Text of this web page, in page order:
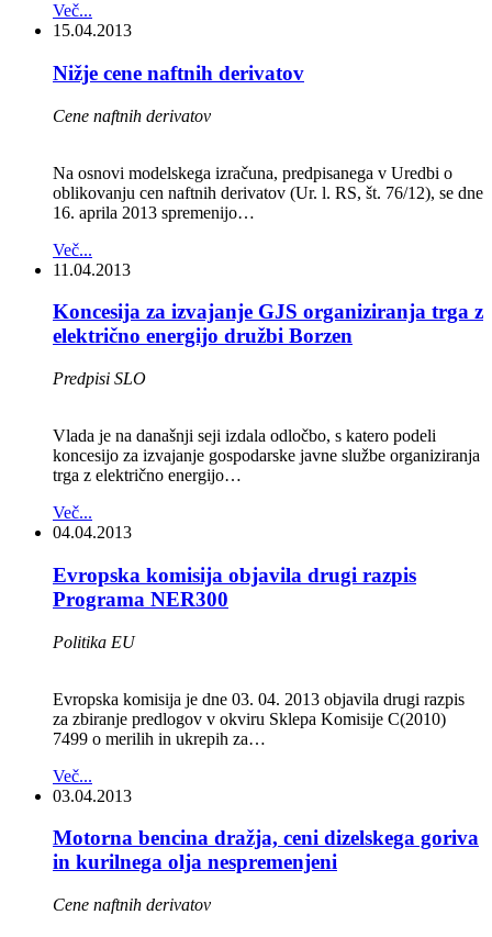
Več...
15.04.2013
Nižje cene naftnih derivatov
Cene naftnih derivatov
Na osnovi modelskega izračuna, predpisanega v Uredbi o
oblikovanju cen naftnih derivatov (Ur. l. RS, št. 76/12), se dne
16. aprila 2013 spremenijo…
Več...
11.04.2013
Koncesija za izvajanje GJS organiziranja trga z
električno energijo družbi Borzen
Predpisi SLO
Vlada je na današnji seji izdala odločbo, s katero podeli
koncesijo za izvajanje gospodarske javne službe organiziranja
trga z električno energijo…
Več...
04.04.2013
Evropska komisija objavila drugi razpis
Programa NER300
Politika EU
Evropska komisija je dne 03. 04. 2013 objavila drugi razpis
za zbiranje predlogov v okviru Sklepa Komisije C(2010)
7499 o merilih in ukrepih za…
Več...
03.04.2013
Motorna bencina dražja, ceni dizelskega goriva
in kurilnega olja nespremenjeni
Cene naftnih derivatov